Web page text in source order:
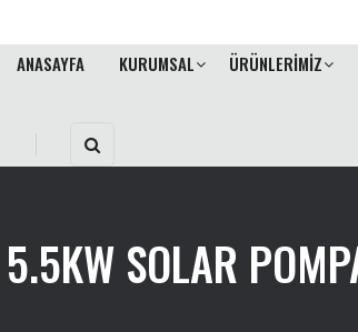
ANASAYFA KURUMSAL ÜRÜNLERİMİZ
SOLAR